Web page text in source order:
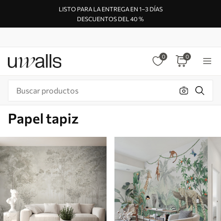
LISTO PARA LA ENTREGA EN 1–3 DÍAS
DESCUENTOS DEL 40 %
0 0
Papel tapiz